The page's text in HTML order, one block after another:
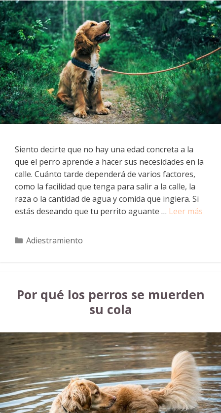
Siento decirte que no hay una edad concreta a la
que el perro aprende a hacer sus necesidades en la
calle. Cuánto tarde dependerá de varios factores,
como la facilidad que tenga para salir a la calle, la
raza o la cantidad de agua y comida que ingiera. Si
estás deseando que tu perrito aguante … Leer más
Categorías
Adiestramiento
Por qué los perros se muerden
su cola